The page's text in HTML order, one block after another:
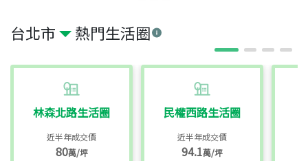
台北市 熱門生活圈
林森北路生活圈
近半年成交價
80萬/坪
民權西路生活圈
近半年成交價
94.1萬/坪